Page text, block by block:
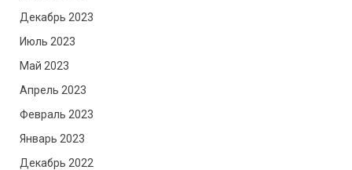
Декабрь 2023
Июль 2023
Май 2023
Апрель 2023
Февраль 2023
Январь 2023
Декабрь 2022